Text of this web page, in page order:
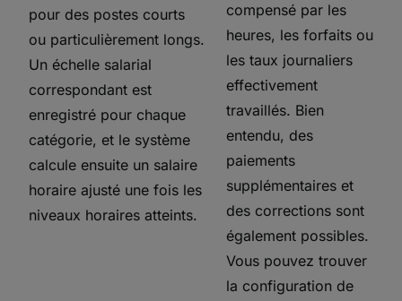
pour des postes courts
ou particulièrement longs.
Un échelle salarial
correspondant est
enregistré pour chaque
catégorie, et le système
calcule ensuite un salaire
horaire ajusté une fois les
niveaux horaires atteints.
compensé par les
heures, les forfaits ou
les taux journaliers
effectivement
travaillés. Bien
entendu, des
paiements
supplémentaires et
des corrections sont
également possibles.
Vous pouvez trouver
la configuration de